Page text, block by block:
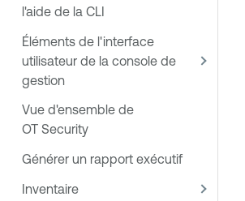
l'aide de la CLI
Éléments de l'interface
utilisateur de la console de
gestion
Vue d'ensemble de
OT Security
Générer un rapport exécutif
Inventaire